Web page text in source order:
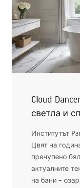
Cloud
светла и
тенденции
Институтът
Цвят на
пречупено
актуалните
на бани –